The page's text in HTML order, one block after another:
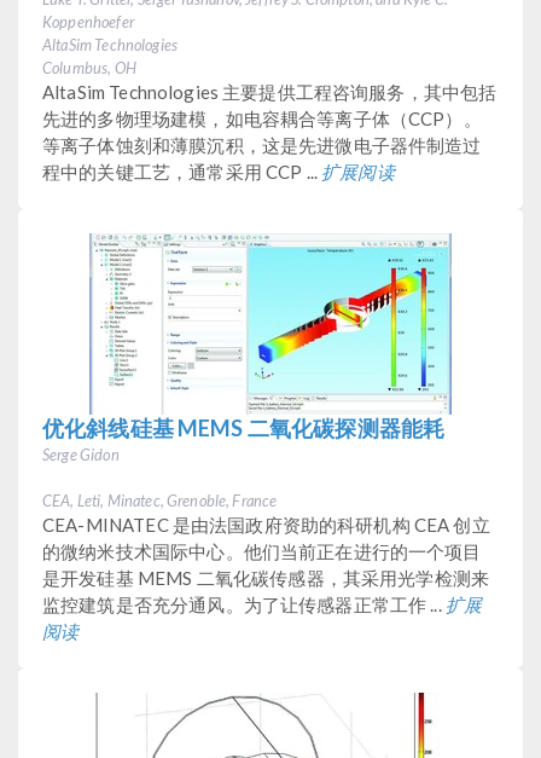
Koppenhoefer
AltaSim Technologies
Columbus, OH
AltaSim Technologies 主要提供工程咨询服务，其中包括
先进的多物理场建模，如电容耦合等离子体（CCP）。
等离子体蚀刻和薄膜沉积，这是先进微电子器件制造过
程中的关键工艺，通常采用 CCP ... 扩展阅读
优化斜线硅基 MEMS 二氧化碳探测器能耗
Serge Gidon
CEA, Leti, Minatec, Grenoble, France
CEA-MINATEC 是由法国政府资助的科研机构 CEA 创立
的微纳米技术国际中心。他们当前正在进行的一个项目
是开发硅基 MEMS 二氧化碳传感器，其采用光学检测来
监控建筑是否充分通风。为了让传感器正常工作 ... 扩展
阅读